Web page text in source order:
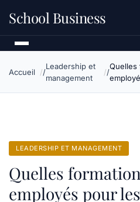
School Business
Accueil
Leadership et
management
Quelles
LEADERSHIP ET MANAGEMENT
Quelles
employés pour